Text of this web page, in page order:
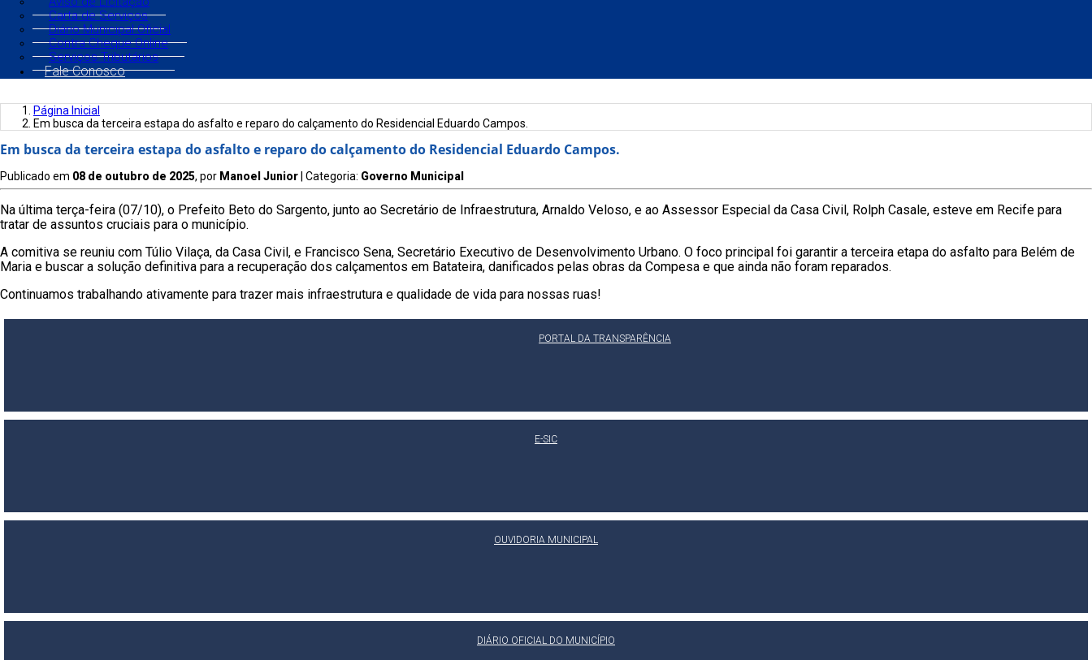
Carta de Serviços
Diário Municipal Oficial
Contra Cheque Online
Serviços Tributários
Fale Conosco
Página Inicial
Em busca da terceira estapa do asfalto e reparo do calçamento do Residencial Eduardo Campos.
Em busca da terceira estapa do asfalto e reparo do calçamento do Residencial Eduardo Campos.
Publicado em 08 de outubro de 2025, por Manoel Junior | Categoria: Governo Municipal
Na última terça-feira (07/10), o Prefeito Beto do Sargento, junto ao Secretário de Infraestrutura, Arnaldo Veloso, e ao Assessor Especial da Casa Civil, Rolph Casale, esteve em Recife para
tratar de assuntos cruciais para o município.
A comitiva se reuniu com Túlio Vilaça, da Casa Civil, e Francisco Sena, Secretário Executivo de Desenvolvimento Urbano. O foco principal foi garantir a terceira etapa do asfalto para Belém de
Maria e buscar a solução definitiva para a recuperação dos calçamentos em Batateira, danificados pelas obras da Compesa e que ainda não foram reparados.
Continuamos trabalhando ativamente para trazer mais infraestrutura e qualidade de vida para nossas ruas!
PORTAL DA TRANSPARÊNCIA
E-SIC
OUVIDORIA MUNICIPAL
DIÁRIO OFICIAL DO MUNICÍPIO